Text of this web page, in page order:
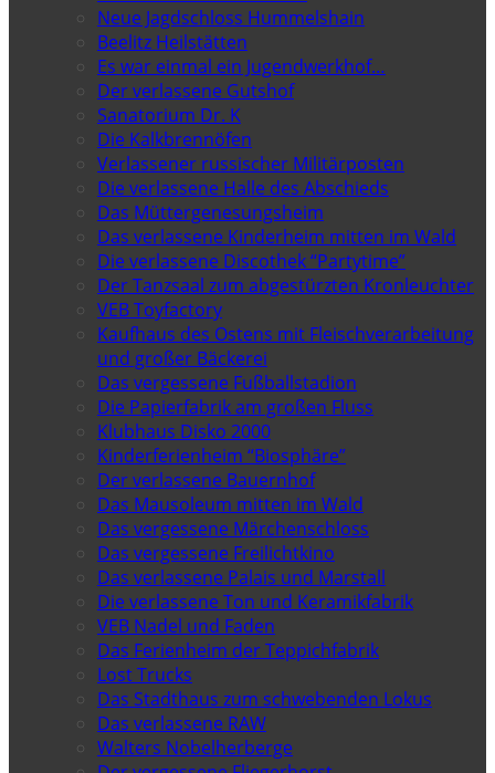
Neue Jagdschloss Hummelshain
Beelitz Heilstätten
Es war einmal ein Jugendwerkhof…
Der verlassene Gutshof
Sanatorium Dr. K
Die Kalkbrennöfen
Verlassener russischer Militärposten
Die verlassene Halle des Abschieds
Das Müttergenesungsheim
Das verlassene Kinderheim mitten im Wald
Die verlassene Discothek “Partytime”
Der Tanzsaal zum abgestürzten Kronleuchter
VEB Toyfactory
Kaufhaus des Ostens mit Fleischverarbeitung
und großer Bäckerei
Das vergessene Fußballstadion
Die Papierfabrik am großen Fluss
Klubhaus Disko 2000
Kinderferienheim “Biosphäre”
Der verlassene Bauernhof
Das Mausoleum mitten im Wald
Das vergessene Märchenschloss
Das vergessene Freilichtkino
Das verlassene Palais und Marstall
Die verlassene Ton und Keramikfabrik
VEB Nadel und Faden
Das Ferienheim der Teppichfabrik
Lost Trucks
Das Stadthaus zum schwebenden Lokus
Das verlassene RAW
Walters Nobelherberge